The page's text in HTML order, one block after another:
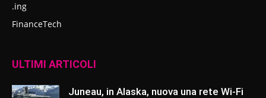
.ing
FinanceTech
ULTIMI ARTICOLI
Juneau, in Alaska, nuova una rete Wi-Fi